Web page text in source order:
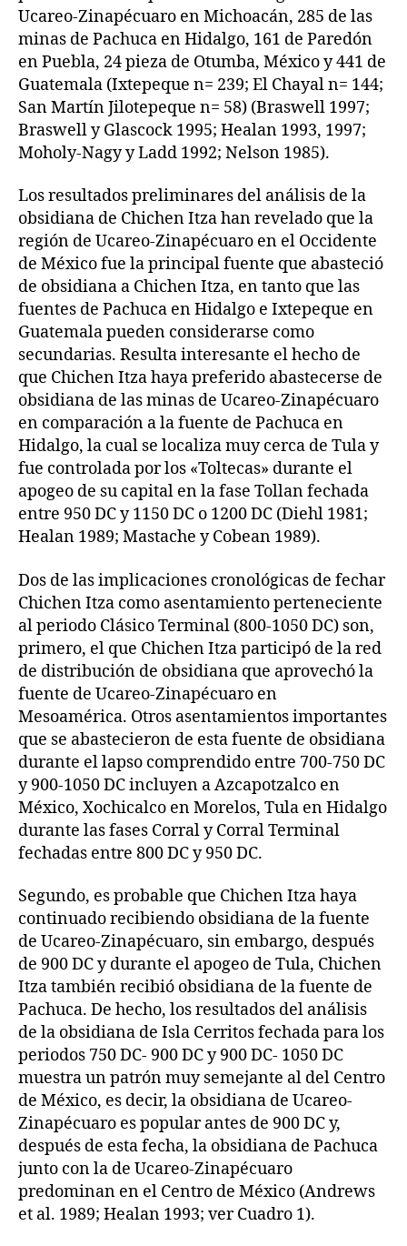
Ucareo-Zinapécuaro en Michoacán, 285 de las
minas de Pachuca en Hidalgo, 161 de Paredón
en Puebla, 24 pieza de Otumba, México y 441 de
Guatemala (Ixtepeque n= 239; El Chayal n= 144;
San Martín Jilotepeque n= 58) (Braswell 1997;
Braswell y Glascock 1995; Healan 1993, 1997;
Moholy-Nagy y Ladd 1992; Nelson 1985).
Los resultados preliminares del análisis de la
obsidiana de Chichen Itza han revelado que la
región de Ucareo-Zinapécuaro en el Occidente
de México fue la principal fuente que abasteció
de obsidiana a Chichen Itza, en tanto que las
fuentes de Pachuca en Hidalgo e Ixtepeque en
Guatemala pueden considerarse como
secundarias. Resulta interesante el hecho de
que Chichen Itza haya preferido abastecerse de
obsidiana de las minas de Ucareo-Zinapécuaro
en comparación a la fuente de Pachuca en
Hidalgo, la cual se localiza muy cerca de Tula y
fue controlada por los «Toltecas» durante el
apogeo de su capital en la fase Tollan fechada
entre 950 DC y 1150 DC o 1200 DC (Diehl 1981;
Healan 1989; Mastache y Cobean 1989).
Dos de las implicaciones cronológicas de fechar
Chichen Itza como asentamiento perteneciente
al periodo Clásico Terminal (800-1050 DC) son,
primero, el que Chichen Itza participó de la red
de distribución de obsidiana que aprovechó la
fuente de Ucareo-Zinapécuaro en
Mesoamérica. Otros asentamientos importantes
que se abastecieron de esta fuente de obsidiana
durante el lapso comprendido entre 700-750 DC
y 900-1050 DC incluyen a Azcapotzalco en
México, Xochicalco en Morelos, Tula en Hidalgo
durante las fases Corral y Corral Terminal
fechadas entre 800 DC y 950 DC.
Segundo, es probable que Chichen Itza haya
continuado recibiendo obsidiana de la fuente
de Ucareo-Zinapécuaro, sin embargo, después
de 900 DC y durante el apogeo de Tula, Chichen
Itza también recibió obsidiana de la fuente de
Pachuca. De hecho, los resultados del análisis
de la obsidiana de Isla Cerritos fechada para los
periodos 750 DC- 900 DC y 900 DC- 1050 DC
muestra un patrón muy semejante al del Centro
de México, es decir, la obsidiana de Ucareo-
Zinapécuaro es popular antes de 900 DC y,
después de esta fecha, la obsidiana de Pachuca
junto con la de Ucareo-Zinapécuaro
predominan en el Centro de México (Andrews
et al. 1989; Healan 1993; ver Cuadro 1).